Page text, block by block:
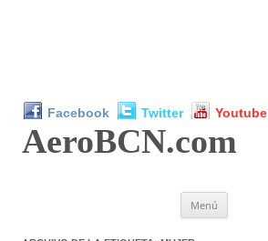
Facebook Twitter Youtube
AeroBCN.com
Menú